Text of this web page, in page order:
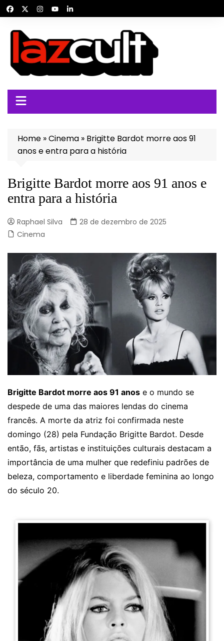
para
conteúdo
Home »Cinema » Brigitte Bardot morre aos 91
anos e entra para a história
Brigitte Bardot morre aos 91 anos e
entra para a história
Raphael Silva
28 de dezembro de 2025
Cinema
Brigitte Bardot morre aos 91 anos e o mundo se
despede de uma das maiores lendas do cinema
francês. A morte da atriz foi confirmada neste
domingo (28) pela Fundação Brigitte Bardot. Desde
então, fãs, artistas e instituições culturais destacam a
importância de uma mulher que redefiniu padrões de
beleza, comportamento e liberdade feminina ao longo
do século 20.